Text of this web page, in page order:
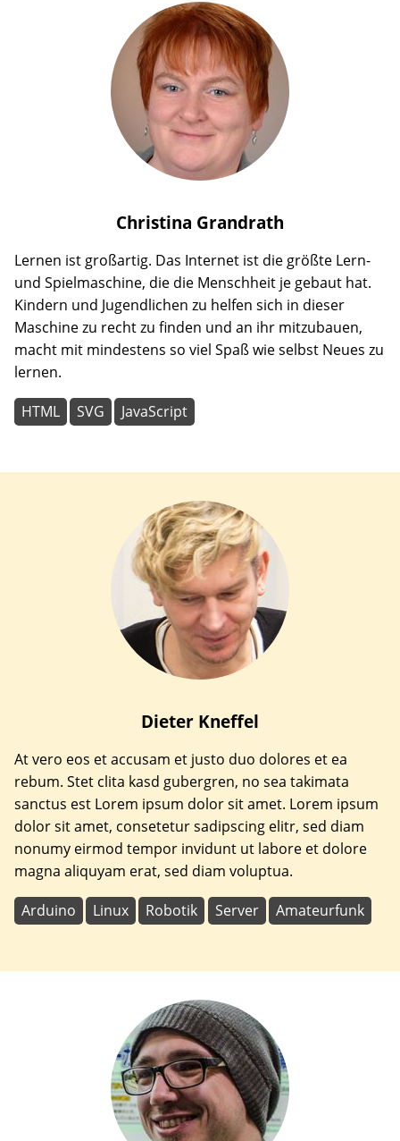
Christina Grandrath
Lernen ist großartig. Das Internet ist die größte Lern-
und Spielmaschine, die die Menschheit je gebaut hat.
Kindern und Jugendlichen zu helfen sich in dieser
Maschine zu recht zu finden und an ihr mitzubauen,
macht mit mindestens so viel Spaß wie selbst Neues zu
lernen.
HTML SVG JavaScript
Dieter Kneffel
At vero eos et accusam et justo duo dolores et ea
rebum. Stet clita kasd gubergren, no sea takimata
sanctus est Lorem ipsum dolor sit amet. Lorem ipsum
dolor sit amet, consetetur sadipscing elitr, sed diam
nonumy eirmod tempor invidunt ut labore et dolore
magna aliquyam erat, sed diam voluptua.
Arduino Linux Robotik Server Amateurfunk